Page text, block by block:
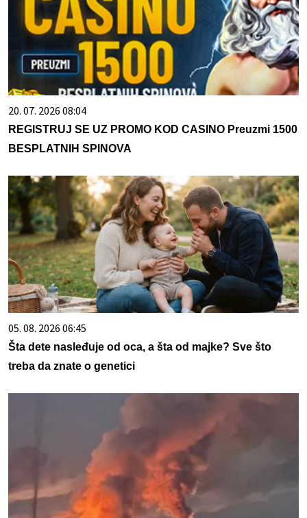
20. 07. 2026 08:04
REGISTRUJ SE UZ PROMO KOD CASINO Preuzmi 1500
BESPLATNIH SPINOVA
05. 08. 2026 06:45
Šta dete nasleđuje od oca, a šta od majke? Sve što
treba da znate o genetici